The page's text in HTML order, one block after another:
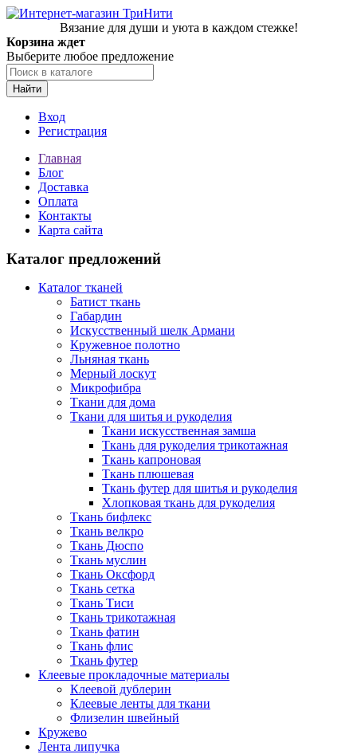
Вязание для души и уюта в каждом стежке!
Корзина ждет
Выберите любое предложение
Найти
Вход
Регистрация
Главная
Блог
Доставка
Оплата
Контакты
Карта сайта
Каталог предложений
Каталог тканей
Батист ткань
Габардин
Искусственный шелк Армани
Кружевное полотно
Льняная ткань
Мерный лоскут
Микрофибра
Ткани для дома
Ткани для шитья и рукоделия
Ткани искусственная замша
Ткань для рукоделия трикотажная
Ткань капроновая
Ткань плюшевая
Ткань футер для шитья и рукоделия
Хлопковая ткань для рукоделия
Ткань бифлекс
Ткань велкро
Ткань Дюспо
Ткань муслин
Ткань Оксфорд
Ткань сетка
Ткань Тиси
Ткань трикотажная
Ткань фатин
Ткань флис
Ткань футер
Клеевые прокладочные материалы
Клеевой дублерин
Клеевые ленты для ткани
Флизелин швейный
Кружево
Лента липучка